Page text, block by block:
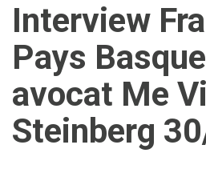
Interview
Pays
avocat Me
Steinberg